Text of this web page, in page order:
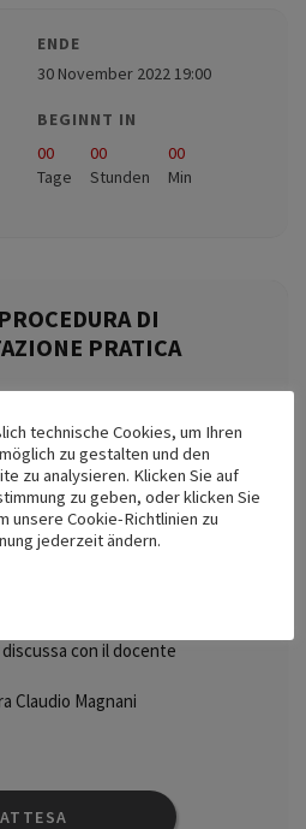
ENDE
30 November 2022 19:00
BEGINNT IN
00
Tage
00
Stunden
00
Min
DI
PRATICA
obbligatorio D.Lgs 81-
periodico per
sia come aggiornamento
operativa per la
lavoro con case history
con il docente
Claudio Magnani
technische Cookies, um Ihren
zu gestalten und den
zu analysieren. Klicken Sie auf
zu geben, oder klicken Sie
unsere Cookie-Richtlinien zu
jederzeit ändern.